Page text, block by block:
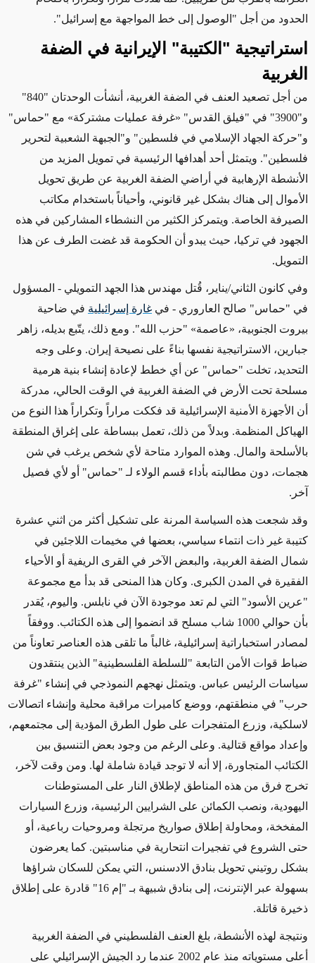
الحدود من أجل "الوصول إلى خط المواجهة مع إسرائيل".
استراتيجية "الكتيبة" الإيرانية في الضفة
الغربية
من أجل تصعيد العنف في الضفة الغربية، أنشأت الوحدتان "840"
و"3900" في "فيلق القدس"
«غرفة عمليات مشتركة» مع "حماس"
و"حركة الجهاد الإسلامي في فلسطين" و"الجبهة الشعبية لتحرير
فلسطين". ويتمثل أحد أهدافها الرئيسية في تمويل المزيد من
الأنشطة الإرهابية في أراضي الضفة الغربية عن طريق تحويل
الأموال إلى هناك بشكل غير قانوني، وأحياناً باستخدام مكاتب
الصيرفة الخاصة. ويتمركز الكثير من النشطاء المشاركين في هذه
الجهود في تركيا، حيث يبدو أن الحكومة قد غضت الطرف عن هذا
التمويل.
وفي كانون الثاني/يناير، قُتل مهندس هذا الجهد التمويلي - المسؤول
في "حماس" صالح العاروري - في غارة إسرائيلية في ضاحية
بيروت الجنوبية، «عاصمة» "حزب الله". ومع ذلك، يتّبع بديله، زاهر
جبارين، الاستراتيجية نفسها بناءً على نصيحة إيران. وعلى وجه
التحديد، تخلت "حماس" عن أي خطط لإعادة إنشاء بنية هرمية
مسلحة تحت الأرض في الضفة الغربية في الوقت الحالي، مدركة
أن الأجهزة الأمنية الإسرائيلية قد فككت مراراً وتكراراً هذا النوع من
الهياكل المنظمة. وبدلاً من ذلك، تعمل ببساطة على إغراق المنطقة
بالأسلحة والمال. وهذه الموارد متاحة لأي شخص يرغب في شن
هجمات، دون مطالبته بأداء قسم الولاء لـ "حماس" أو لأي فصيل
آخر.
وقد شجعت هذه السياسة المرنة على تشكيل أكثر من اثني عشرة
كتيبة غير ذات انتماء سياسي، بعضها في مخيمات اللاجئين في
شمال الضفة الغربية، والبعض الآخر في القرى الريفية أو الأحياء
الفقيرة في المدن الكبرى. وكان هذا المنحى قد بدأ مع مجموعة
"عرين الأسود" التي لم تعد موجودة الآن في نابلس. واليوم، يُقدر
بأن حوالي 1000 شاب مسلح قد انضموا إلى هذه الكتائب. ووفقاً
لمصادر استخباراتية إسرائيلية، غالباً ما تلقى هذه العناصر تعاوناً من
ضباط قوات الأمن التابعة "للسلطة الفلسطينية" الذين ينتقدون
سياسات الرئيس عباس. ويتمثل نهجهم النموذجي في إنشاء "غرفة
حرب" في منطقتهم، ووضع كاميرات مراقبة محلية وإنشاء اتصالات
لاسلكية، وزرع المتفجرات على طول الطرق المؤدية إلى مجتمعهم،
وإعداد مواقع قتالية. وعلى الرغم من وجود بعض التنسيق بين
الكتائب المتجاورة، إلا أنه لا توجد قيادة شاملة لها. ومن وقت لآخر،
تخرج فرق من هذه المناطق لإطلاق النار على المستوطنات
اليهودية، ونصب الكمائن على الشرايين الرئيسية، وزرع السيارات
المفخخة، ومحاولة إطلاق صواريخ مرتجلة ومروحيات رباعية، أو
حتى الشروع في تفجيرات انتحارية في مناسبتين. كما يعرضون
بشكل روتيني تحويل بنادق الادسنس، التي يمكن للسكان شراؤها
بسهولة عبر الإنترنت، إلى بنادق شبيهة بـ "إم 16" قادرة على إطلاق
ذخيرة قاتلة.
ونتيجة لهذه الأنشطة، بلغ العنف الفلسطيني في الضفة الغربية
أعلى مستوياته منذ عام 2002 عندما رد الجيش الإسرائيلي على